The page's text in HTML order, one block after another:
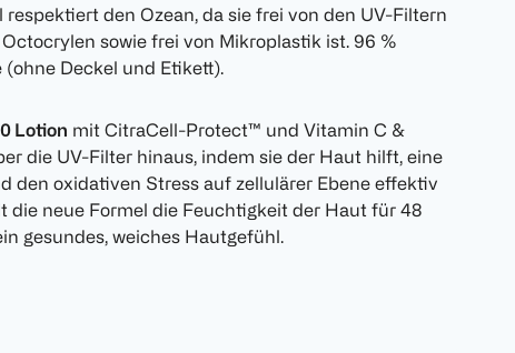
den Ozean, da sie frei von den UV-Filtern
sowie frei von Mikroplastik ist. 96 %
Deckel und Etikett).
Lotion mit CitraCell-Protect™ und Vitamin C &
die UV-Filter hinaus, indem sie der Haut hilft, eine
den oxidativen Stress auf zellulärer Ebene effektiv
die neue Formel die Feuchtigkeit der Haut für 48
gesundes, weiches Hautgefühl.